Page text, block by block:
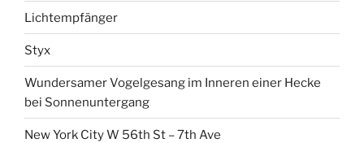
Lichtempfänger
Styx
Wundersamer Vogelgesang im Inneren einer Hecke
bei Sonnenuntergang
New York City W 56th St – 7th Ave